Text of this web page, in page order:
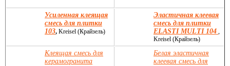
Усиленная клеящая
смесь для плитки
103, Kreisel (Крайзель)
Эластичная клеевая
смесь для плитки
ELASTI MULTI 104 ,
Kreisel (Крайзель)
Клеящая смесь для
керамогранита
Белая эластичная
клеевая смесь для